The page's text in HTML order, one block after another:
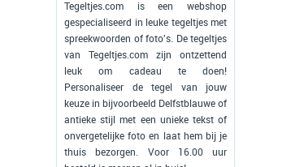
Tegeltjes.com is een webshop
gespecialiseerd in leuke tegeltjes met
spreekwoorden of foto's. De tegeltjes
van Tegeltjes.com zijn ontzettend
leuk om cadeau te doen!
Personaliseer de tegel van jouw
keuze in bijvoorbeeld Delfstblauwe of
antieke stijl met een unieke tekst of
onvergetelijke foto en laat hem bij je
thuis bezorgen. Voor 16.00 uur